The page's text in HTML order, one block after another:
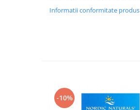
Informatii conformitate produs
-10%